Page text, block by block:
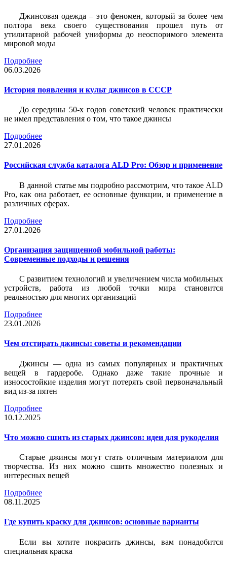
Джинсовая одежда – это феномен, который за более чем
полтора века своего существования прошел путь от
утилитарной рабочей униформы до неоспоримого элемента
мировой моды
Подробнее
06.03.2026
История появления и культ джинсов в СССР
До середины 50-х годов советский человек практически
не имел представления о том, что такое джинсы
Подробнее
27.01.2026
Российская служба каталога ALD Pro: Обзор и применение
В данной статье мы подробно рассмотрим, что такое ALD
Pro, как она работает, ее основные функции, и применение в
различных сферах.
Подробнее
27.01.2026
Организация защищенной мобильной работы:
Современные подходы и решения
С развитием технологий и увеличением числа мобильных
устройств, работа из любой точки мира становится
реальностью для многих организаций
Подробнее
23.01.2026
Чем отстирать джинсы: советы и рекомендации
Джинсы — одна из самых популярных и практичных
вещей в гардеробе. Однако даже такие прочные и
износостойкие изделия могут потерять свой первоначальный
вид из-за пятен
Подробнее
10.12.2025
Что можно сшить из старых джинсов: идеи для рукоделия
Старые джинсы могут стать отличным материалом для
творчества. Из них можно сшить множество полезных и
интересных вещей
Подробнее
08.11.2025
Где купить краску для джинсов: основные варианты
Если вы хотите покрасить джинсы, вам понадобится
специальная краска